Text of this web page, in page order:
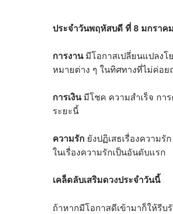
ประจำวันพฤหัสบดี ที่ 8 มกราค
การงานมีโอกาสเปลี่ยนแปลงโ
หมายต่าง ๆ ในทิศทางที่ไม่ค่อ
การเงินมีโชค ความสำเร็จ กา
ระยะนี้
ความรัก ยังปฏิเสธเรื่องความ
ในเรื่องความรักเป็นอันดับแรก
เคล็ดลับเสริมดวงประจำวันนี้
ถ้าหากมีโอกาสดีเข้ามาก็ให้รี